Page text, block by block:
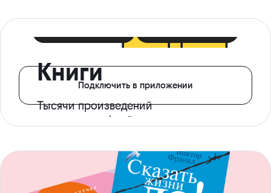
Книги
Тысячи произведений
с доступом офлайн
Подключить в приложении